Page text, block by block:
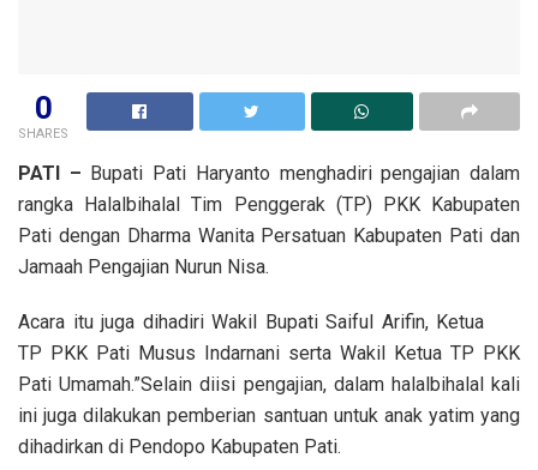
0
SHARES
PATI – Bupati Pati Haryanto menghadiri pengajian dalam
rangka Halalbihalal Tim Penggerak (TP) PKK Kabupaten
Pati dengan Dharma Wanita Persatuan Kabupaten Pati dan
Jamaah Pengajian Nurun Nisa.
Acara itu juga dihadiri Wakil Bupati Saiful Arifin, Ketua
TP PKK Pati Musus Indarnani serta Wakil Ketua TP PKK
Pati Umamah.”Selain diisi pengajian, dalam halalbihalal kali
ini juga dilakukan pemberian santuan untuk anak yatim yang
dihadirkan di Pendopo Kabupaten Pati.